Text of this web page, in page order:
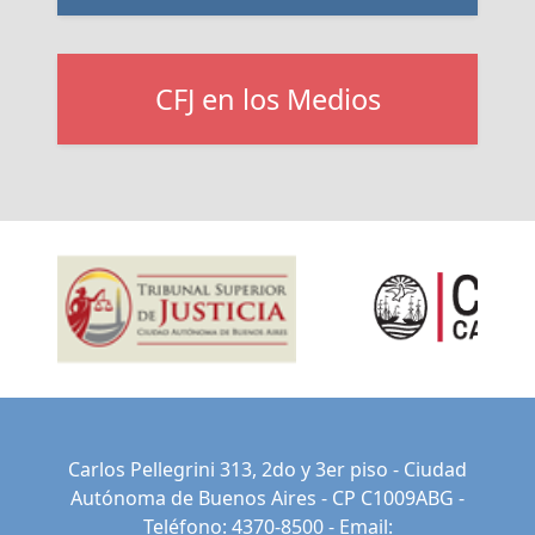
CFJ en los Medios
Carlos Pellegrini 313, 2do y 3er piso - Ciudad
Autónoma de Buenos Aires - CP C1009ABG -
Teléfono: 4370-8500 - Email: